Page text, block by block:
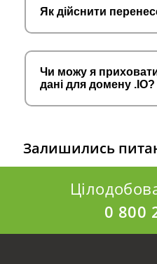
Як дійснити
Чи можу я приховати
дані для домену .IO?
Залишились
0 800